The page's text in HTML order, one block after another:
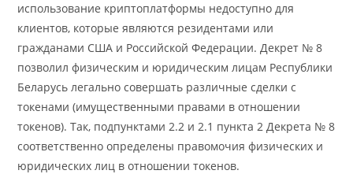
использование криптоплатформы недоступно для
клиентов, которые являются резидентами или
гражданами США и Российской Федерации. Декрет № 8
позволил физическим и юридическим лицам Республики
Беларусь легально совершать различные сделки с
токенами (имущественными правами в отношении
токенов). Так, подпунктами 2.2 и 2.1 пункта 2 Декрета № 8
соответственно определены правомочия физических и
юридических лиц в отношении токенов.